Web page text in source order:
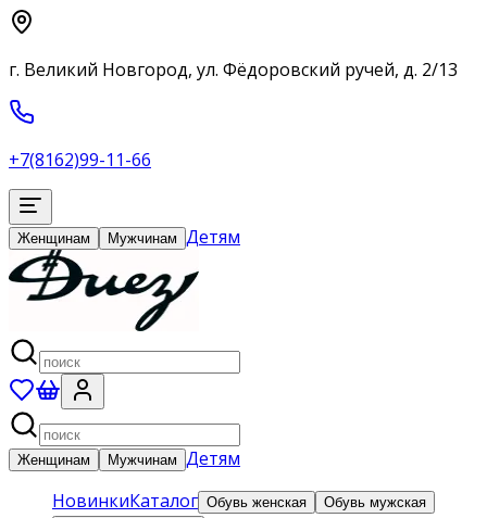
г. Великий Новгород, ул. Фёдоровский ручей, д. 2/13
+7(8162)99-11-66
Женщинам Мужчинам Детям
Женщинам Мужчинам Детям
НовинкиКаталог Обувь женская
Обувь мужская